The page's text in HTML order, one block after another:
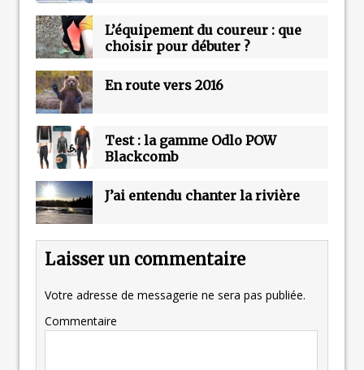
L’équipement du coureur : que
choisir pour débuter ?
En route vers 2016
Test : la gamme Odlo POW
Blackcomb
J’ai entendu chanter la rivière
Laisser un commentaire
Votre adresse de messagerie ne sera pas publiée.
Commentaire